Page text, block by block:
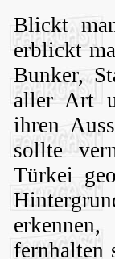
Blickt
erblickt
Bunker,
aller Art
ihren
sollte
Türkei
fernhalten